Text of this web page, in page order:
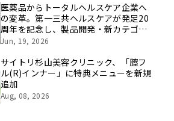
医薬品からトータルヘルスケア企業へ
の変革。第一三共ヘルスケアが発足20
周年を記念し、製品開発・新カテゴリ
挑戦の舞台や旧社統合時のエピソード
像を公開！
Jun, 19, 2026
サイトリ杉山美容クリニック、「膣フ
ル(R)インナー」に特典メニューを新規
追加
Aug, 08, 2026